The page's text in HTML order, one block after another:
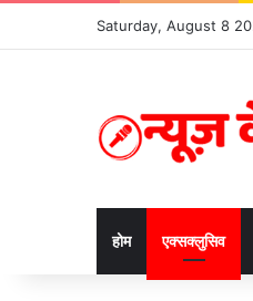
Saturday, August 8
होम एक्सक्लुसिव